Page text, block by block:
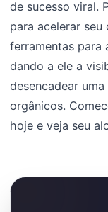
de sucesso viral.
para acelerar
ferramentas para
dando a ele a
desencadear
orgânicos.
hoje e veja seu